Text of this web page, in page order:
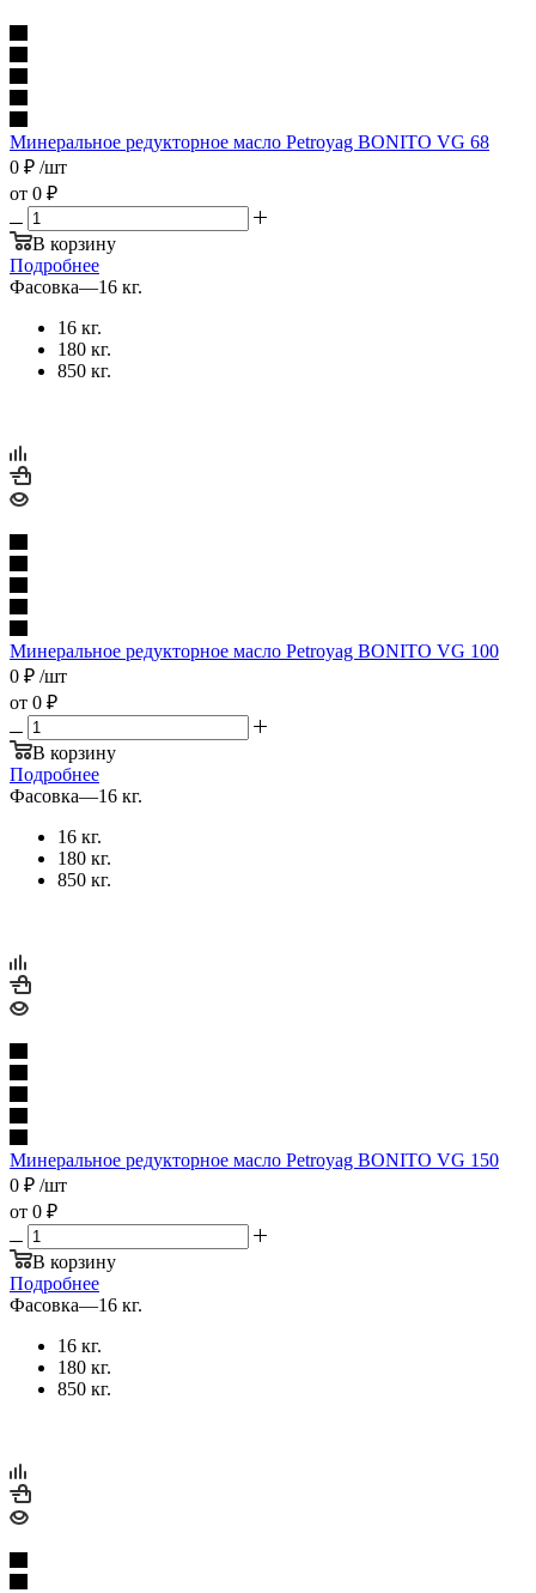
Минеральное редукторное масло Petroyag BONITO VG 68
0 ₽ /шт
от 0 ₽
В корзину
Подробнее
Фасовка—16 кг.
16 кг.
180 кг.
850 кг.
Минеральное редукторное масло Petroyag BONITO VG 100
0 ₽ /шт
от 0 ₽
В корзину
Подробнее
Фасовка—16 кг.
16 кг.
180 кг.
850 кг.
Минеральное редукторное масло Petroyag BONITO VG 150
0 ₽ /шт
от 0 ₽
В корзину
Подробнее
Фасовка—16 кг.
16 кг.
180 кг.
850 кг.